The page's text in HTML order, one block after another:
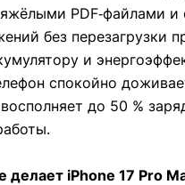
PDF‑файлами
без перезагрузки
и
спокойно
до 50 %
делает iPhone 17 Pro